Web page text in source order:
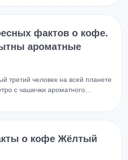
фактов о кофе.
ароматные
третий человек на всей планете
с чашечки ароматного…
о кофе Жёлтый